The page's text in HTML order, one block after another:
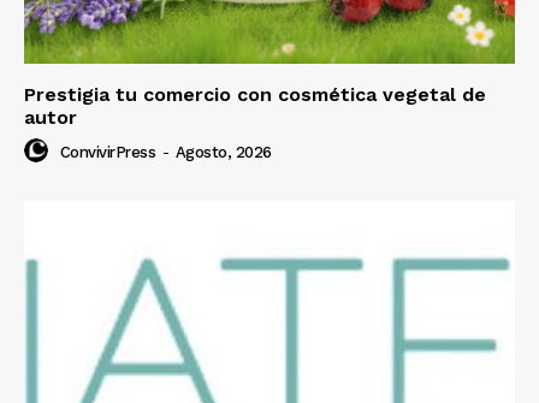
Prestigia tu comercio con cosmética vegetal de
autor
ConvivirPress - Agosto, 2026